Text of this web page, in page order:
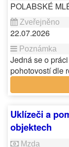
POLABSKÉ
22.07.2026
Jedná se o
pohotovostí dle
Uklízeči a
objektech